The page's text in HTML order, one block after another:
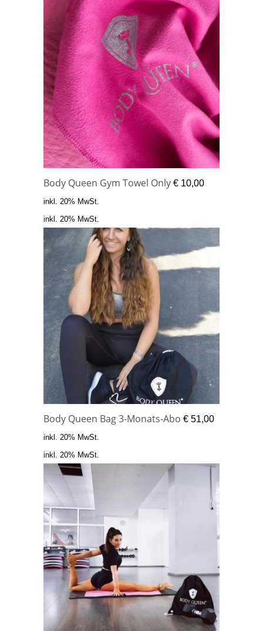
Body Queen Gym Towel Only € 10,00
inkl. 20% MwSt.
inkl. 20% MwSt.
Body Queen Bag 3-Monats-Abo € 51,00
inkl. 20% MwSt.
inkl. 20% MwSt.